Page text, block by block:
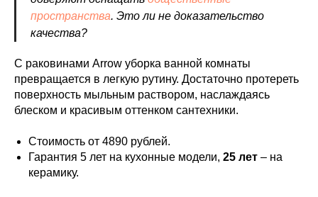
пространства. Это ли не доказательство
качества?
С раковинами Arrow уборка ванной комнаты
превращается в легкую рутину. Достаточно протереть
поверхность мыльным раствором, наслаждаясь
блеском и красивым оттенком сантехники.
Стоимость от 4890 рублей.
Гарантия 5 лет на кухонные модели, 25 лет – на
керамику.